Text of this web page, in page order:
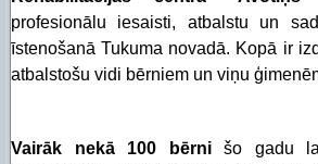
profesionālu iesaisti, atbalstu un
īstenošanā Tukuma novadā. Kopā ir
atbalstošu vidi bērniem un viņu
Vairāk nekā 100 bērnišo gadu